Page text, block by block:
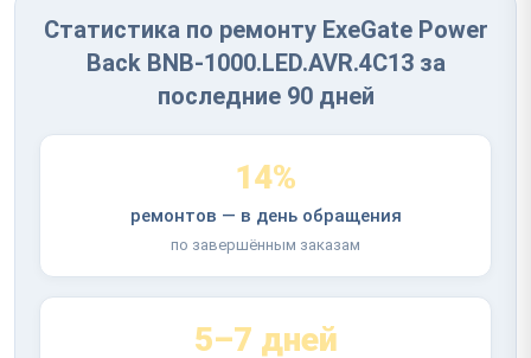
Статистика по ремонту ExeGate Power
Back BNB-1000.LED.AVR.4C13 за
последние 90 дней
14%
ремонтов — в день обращения
по завершённым заказам
5–7 дней